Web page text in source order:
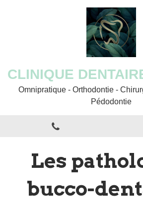
CLINIQUE
Omnipratique - Orthodontie -
Pédodontie
Les
bucco-